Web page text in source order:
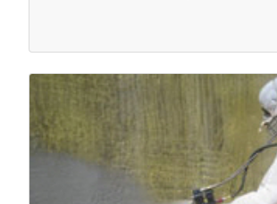
PosiTector Integral-sonde ( PRBDPMIR
Meer informatie